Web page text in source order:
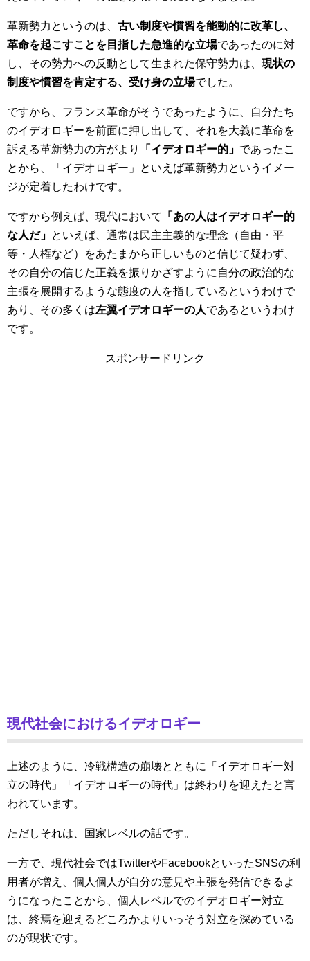
革新勢力というのは、 古い制度や慣習を能動的に改革し、
革命を起こすことを目指した急進的な立場であったのに対
し、その勢力への反動として生まれた保守勢力は、 現状の
制度や慣習を肯定する、受け身の立場でした。
ですから、フランス革命がそうであったように、自分たち
のイデオロギーを前面に押し出して、それを大義に革命を
訴える革新勢力の方がより
「イデオロギー的」 であったこ
とから、「イデオロギー」といえば革新勢力というイメー
ジが定着したわけです。
ですから例えば、現代において
「あの人はイデオロギー的
な人だ」 といえば、通常は民主主義的な理念（自由・平
等・人権など）をあたまから正しいものと信じて疑わず、
その自分の信じた正義を振りかざすように自分の政治的な
主張を展開するような態度の人を指しているというわけで
あり、その多くは左翼イデオロギーの人であるというわけ
です。
スポンサードリンク
現代社会におけるイデオロギー
上述のように、冷戦構造の崩壊とともに「イデオロギー対
立の時代」「イデオロギーの時代」は終わりを迎えたと言
われています。
ただしそれは、国家レベルの話です。
一方で、現代社会ではTwitterやFacebookといったSNSの利
用者が増え、個人個人が自分の意見や主張を発信できるよ
うになったことから、個人レベルでのイデオロギー対立
は、終焉を迎えるどころかよりいっそう対立を深めている
のが現状です。